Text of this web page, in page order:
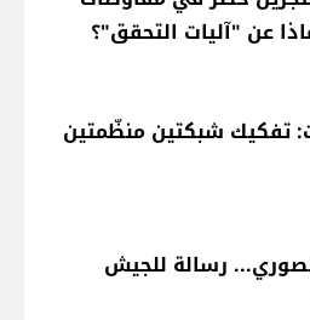
عن "آليات التحقق"؟
تفكيك شبكتين منظّمتين
رسالة للجيش